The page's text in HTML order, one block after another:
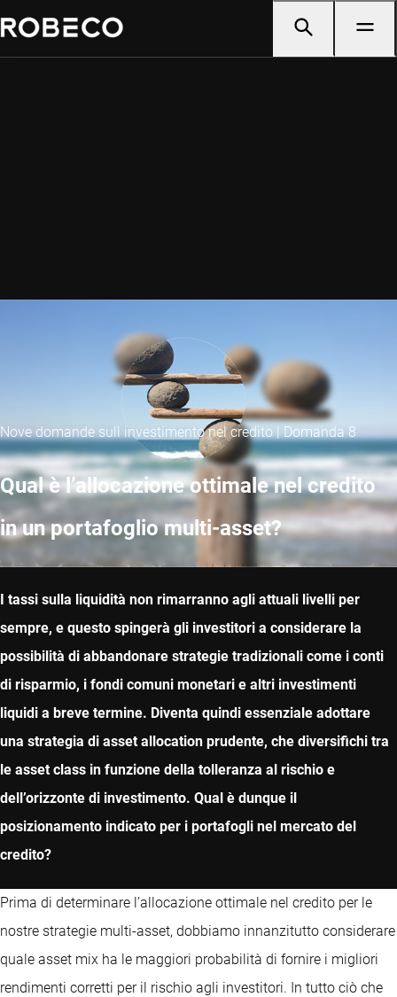
Nove domande sull investimento nel credito | Domanda 8
Qual è l’allocazione ottimale nel credito
in un portafoglio multi-asset?
I tassi sulla liquidità non rimarranno agli attuali livelli per
sempre, e questo spingerà gli investitori a considerare la
possibilità di abbandonare strategie tradizionali come i conti
di risparmio, i fondi comuni monetari e altri investimenti
liquidi a breve termine. Diventa quindi essenziale adottare
una strategia di asset allocation prudente, che diversifichi tra
le asset class in funzione della tolleranza al rischio e
dell’orizzonte di investimento. Qual è dunque il
posizionamento indicato per i portafogli nel mercato del
credito?
Prima di determinare l’allocazione ottimale nel credito per le
nostre strategie multi-asset, dobbiamo innanzitutto considerare
quale asset mix ha le maggiori probabilità di fornire i migliori
rendimenti corretti per il rischio agli investitori. In tutto ciò che